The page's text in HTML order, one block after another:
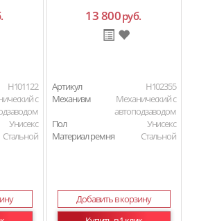
H101122
с
Унисекс
Стальной
13 800руб.
Артикул
H102355
Механизм
Механический с
автоподзаводом
Пол
Унисекс
Материал ремня
Стальной
Добавить в корзину